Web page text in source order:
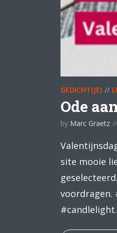
GEDICHT(JE)
Ode
by Marc Graetz
site mooie
voordragen.